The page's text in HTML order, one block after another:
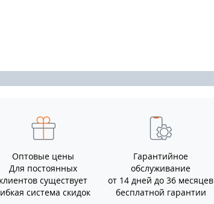
Оптовые цены
Для постоянных
клиентов существует
система скидок
Гарантийное
обслуживание
от 14 дней до 36 месяцев
бесплатной гарантии